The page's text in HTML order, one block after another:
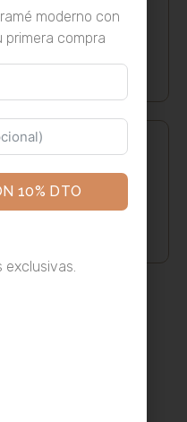
guía definitiva
moderno con
primera compra
10% DTO
exclusivas.